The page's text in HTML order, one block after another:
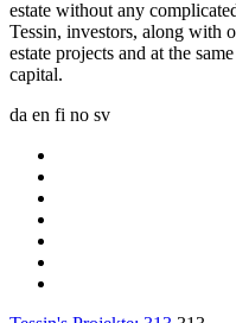
estate without any
Tessin, investors, along with
estate projects and at the
capital.
da en fi no sv